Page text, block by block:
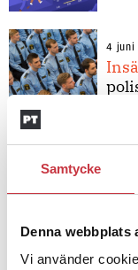
Samtycke
Denna webbplats
Vi använder
4 juni